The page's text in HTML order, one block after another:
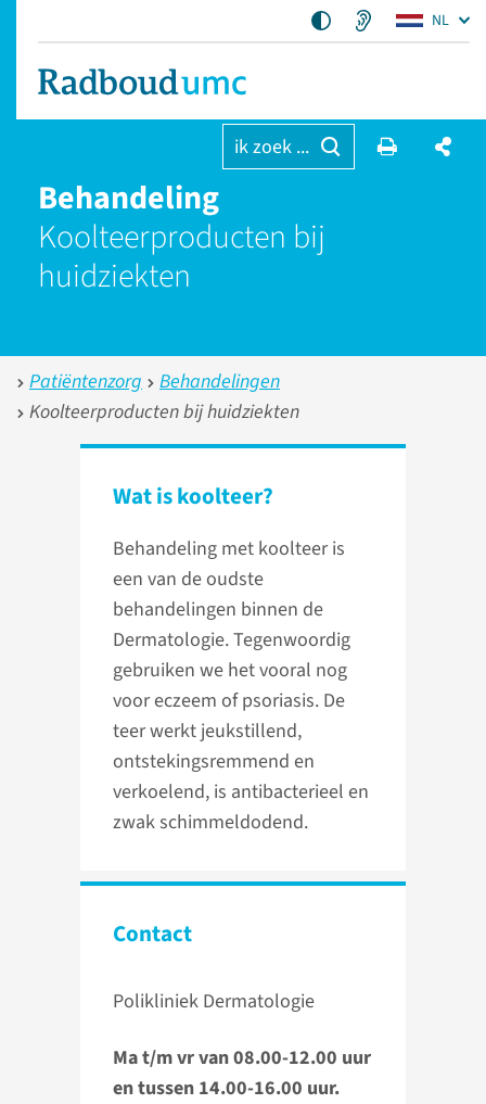
NL
ik zoek ...
Behandeling
Koolteer­producten bij
huidziekten
Patiëntenzorg
Behandelingen
Koolteerproducten bij huidziekten
Wat is koolteer?
Behandeling met koolteer is
een van de oudste
behandelingen binnen de
Dermatologie. Tegenwoordig
gebruiken we het vooral nog
voor eczeem of psoriasis. De
teer werkt jeukstillend,
ontstekingsremmend en
verkoelend, is antibacterieel en
zwak schimmeldodend.
Contact
Polikliniek Dermatologie
Ma t/m vr van 08.00-12.00 uur
en tussen 14.00-16.00 uur.